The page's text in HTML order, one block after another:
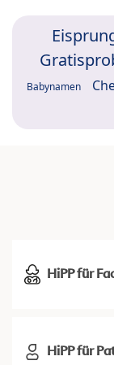
Babynamen
HiPP für
HiPP für